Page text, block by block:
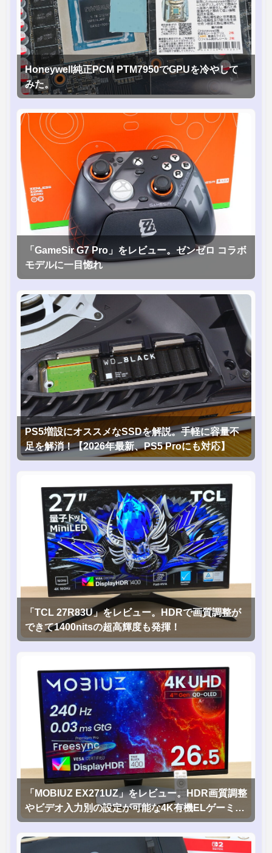
Honeywell純正PCM PTM7950でGPUを冷やして
みた。
「GameSir G7 Pro」をレビュー。ゼンゼロ コラボ
モデルに一目惚れ
PS5増設にオススメなSSDを解説。手軽に容量不
足を解消！【2026年最新、PS5 Proにも対応】
「TCL 27R83U」をレビュー。HDRで画質調整が
できて1400nitsの超高輝度も発揮！
「MOBIUZ EX271UZ」をレビュー。HDR画質調整
やビデオ入力別の設定が可能な4K有機ELゲーミン
グモニタを徹底検証